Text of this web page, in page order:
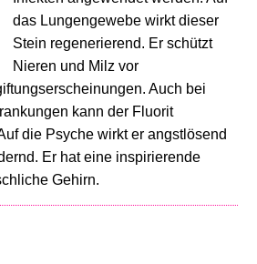
das Lungengewebe wirkt dieser
Stein regenerierend. Er schützt
Nieren und Milz vor
Auch bei
kann der Fluorit
die Psyche wirkt er angstlösend
Er hat eine inspirierende
Gehirn.